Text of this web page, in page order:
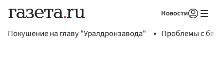
Новости
Покушение на главу "Уралдронзавода" Проблемы с